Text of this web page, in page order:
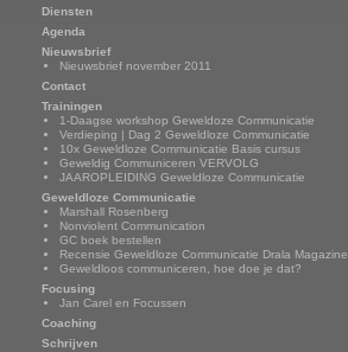
Diensten
Agenda
Nieuwsbrief
Nieuwsbrief november 2011
Contact
Trainingen
1-Daagse workshop Geweldoze Communicatie
Verdieping | Dag 2 Geweldloze Communicatie
10x Geweldloze Communicatie Basis cursus
Geweldig Communiceren VERVOLG
JAAROPLEIDING Geweldloze Communicatie
Geweldloze Communicatie
Marshall Rosenberg
Nonviolent Communication
GC boek bestellen
Recensie Geweldloze Communicatie Drala Magazine
Geweldloos communiceren, hoe doe je dat?
Focusing
Jan Carel en Focussen
Coaching
Schrijven